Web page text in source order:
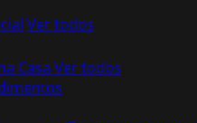
Ver todos
Casa Ver todos